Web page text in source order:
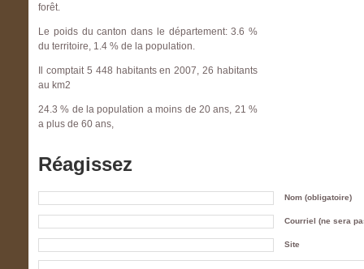
forêt.
Le poids du canton dans le département: 3.6 %
du territoire, 1.4 % de la population.
Il comptait 5 448 habitants en 2007, 26 habitants
au km2
24.3 % de la population a moins de 20 ans, 21 %
a plus de 60 ans,
Réagissez
Nom (obligatoire)
Courriel (ne sera
Site